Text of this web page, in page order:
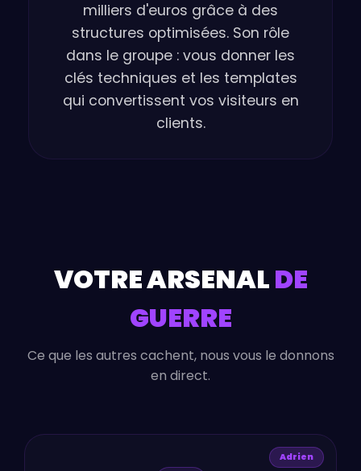
milliers d'euros grâce à des
structures optimisées. Son rôle
dans le groupe : vous donner les
clés techniques et les templates
qui convertissent vos visiteurs en
clients.
VOTRE ARSENALDE
GUERRE
Ce que les autres cachent, nous vous le donnons
en direct.
Adrien